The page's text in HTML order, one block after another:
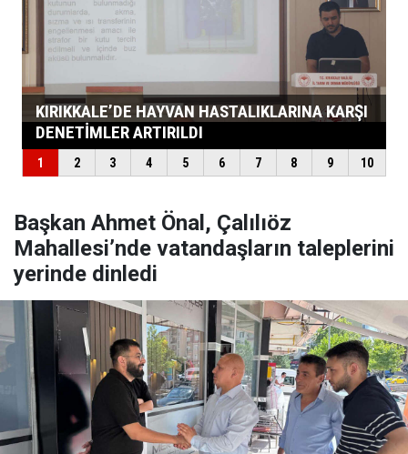
Başkan Ahmet Önal, Çalılıöz
Mahallesi’nde vatandaşların taleplerini
yerinde dinledi